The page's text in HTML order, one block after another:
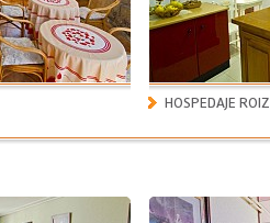
HOSPEDAJE ROIZ